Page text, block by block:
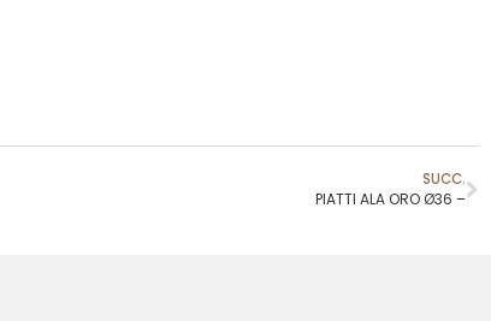
SUCC.
PIATTI ALA ORO Ø36 –